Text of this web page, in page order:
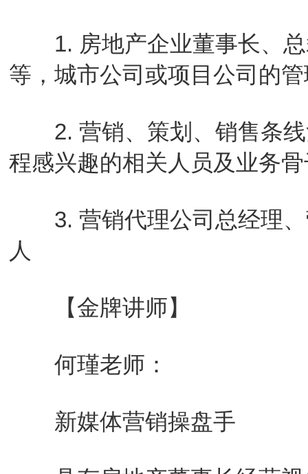
1. 房地产企业董事长、总
等，城市公司或项目公司的
2. 营销、策划、销售条线
程感兴趣的相关人员及业务
3. 营销代理公司总经理、
人
【金牌讲师】
何瑾老师：
新媒体营销操盘手